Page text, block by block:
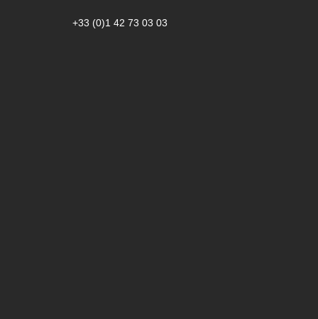
+33 (0)1 42 73 03 03